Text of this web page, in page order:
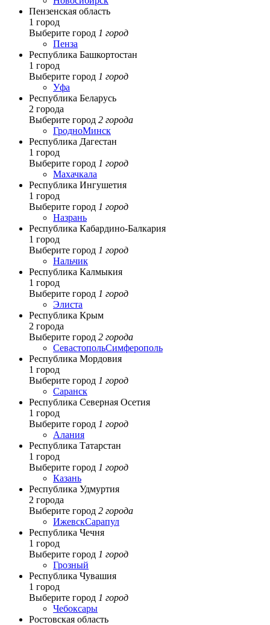
Пензенская область
1 город
Выберите город 1 город
Пенза
Республика Башкортостан
1 город
Выберите город 1 город
Уфа
Республика Беларусь
2 города
Выберите город 2 города
ГродноМинск
Республика Дагестан
1 город
Выберите город 1 город
Махачкала
Республика Ингушетия
1 город
Выберите город 1 город
Назрань
Республика Кабардино-Балкария
1 город
Выберите город 1 город
Нальчик
Республика Калмыкия
1 город
Выберите город 1 город
Элиста
Республика Крым
2 города
Выберите город 2 города
СевастопольСимферополь
Республика Мордовия
1 город
Выберите город 1 город
Саранск
Республика Северная Осетия
1 город
Выберите город 1 город
Алания
Республика Татарстан
1 город
Выберите город 1 город
Казань
Республика Удмуртия
2 города
Выберите город 2 города
ИжевскСарапул
Республика Чечня
1 город
Выберите город 1 город
Грозный
Республика Чувашия
1 город
Выберите город 1 город
Чебоксары
Ростовская область